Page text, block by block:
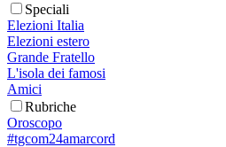
Speciali
Elezioni Italia
Elezioni estero
Grande Fratello
L'isola dei famosi
Amici
Rubriche
Oroscopo
#tgcom24amarcord